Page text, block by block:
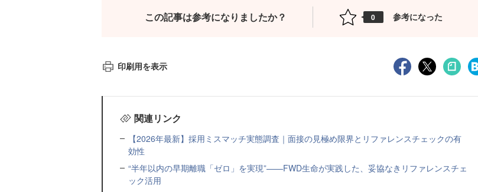
この記事は参考になりましたか？ 0 参考になった
印刷用を表示
関連リンク
【2026年最新】採用ミスマッチ実態調査｜面接の見極め限界とリファレンスチェックの有
効性
“半年以内の早期離職「ゼロ」を実現”——FWD生命が実践した、妥協なきリファレンスチェ
ック活用